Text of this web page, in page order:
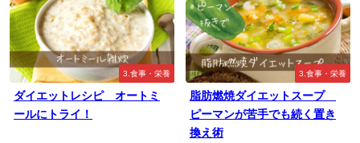
3.食事・栄養
ダイエットレシピ オートミ
ールにトライ！
3.食事・栄養
脂肪燃焼ダイエットスープ
ピーマンが苦手でも続く置き
換え術